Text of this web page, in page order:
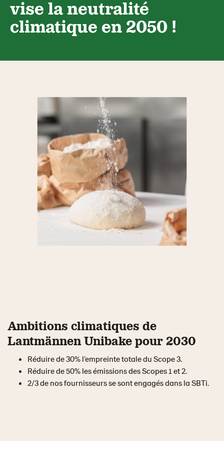
vise la neutralité
climatique en 2050 !
Ambitions climatiques de
Lantmännen Unibake pour 2030
Réduire de 30% l’empreinte totale du Scope 3.
Réduire de 50% les émissions des Scopes 1 et 2.
2/3 de nos fournisseurs se sont engagés dans la SBTi.